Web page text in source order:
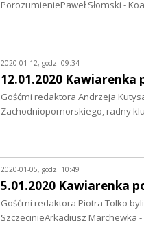
PorozumieniePaweł Słomski -
2020-01-12, godz. 09:34
12.01.2020 Kawiarenka
Gośćmi redaktora Andrzeja
Zachodniopomorskiego, radny
2020-01-05, godz. 10:49
5.01.2020 Kawiarenka
Gośćmi redaktora Piotra Tolko
SzczecinieArkadiusz Marchewka